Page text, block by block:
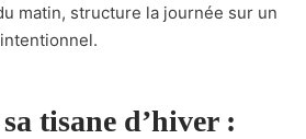
matin, structure la journée sur un
tisane d’hiver :